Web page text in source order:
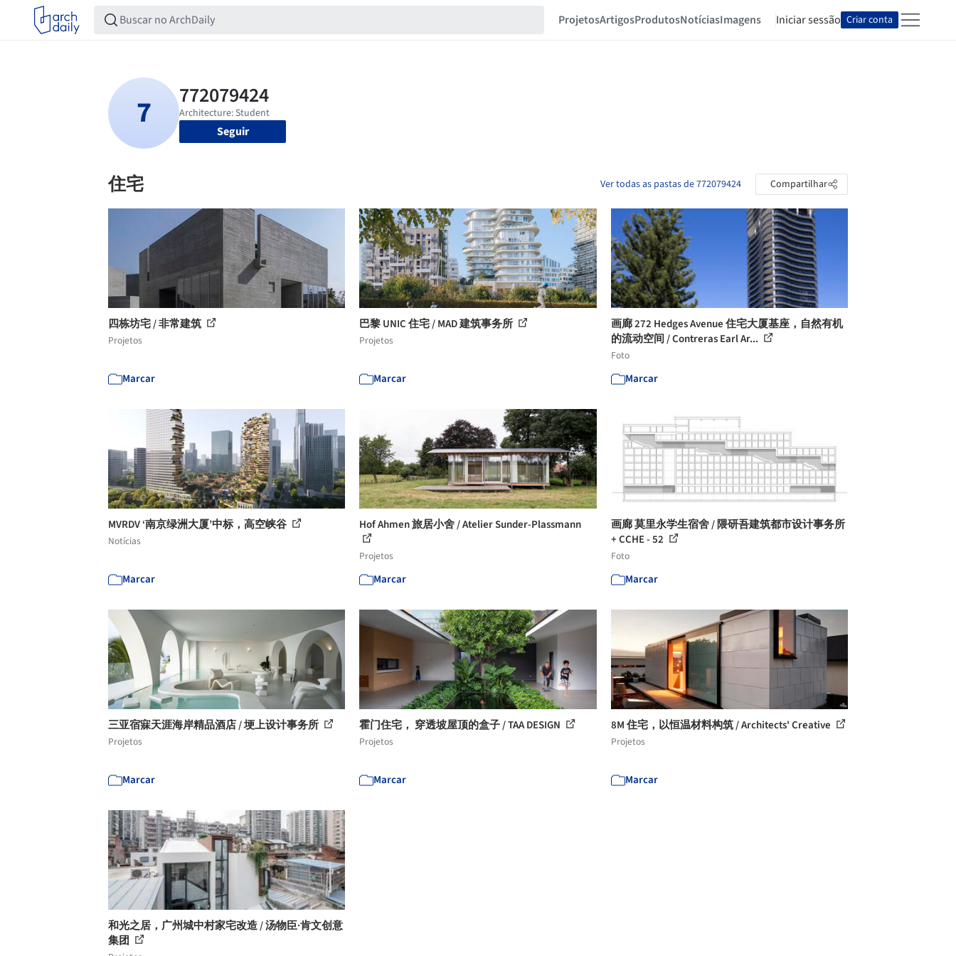
ProjetosArtigosProdutosNotíciasImagens Iniciar sessão Criar conta
Seguir
住宅 Ver todas as pastas de 772079424 Compartilhar
四栋坊宅 / 非常建筑
Projetos
Marcar
巴黎 UNIC 住宅 / MAD 建筑事务所
Projetos
Marcar
画廊 272 Hedges Avenue 住宅大厦基座，自然有机
的流动空间 / Contreras Earl Ar...
Foto
Marcar
MVRDV ‘南京绿洲大厦’中标，高空峡谷
Notícias
Marcar
Hof Ahmen 旅居小舍 / Atelier Sunder-Plassmann
Projetos
Marcar
画廊 莫里永学生宿舍 / 隈研吾建筑都市设计事务所
+ CCHE - 52
Foto
Marcar
三亚宿寐天涯海岸精品酒店 / 埂上设计事务所
Projetos
Marcar
霍门住宅， 穿透坡屋顶的盒子 / TAA DESIGN
Projetos
Marcar
8M 住宅，以恒温材料构筑 / Architects' Creative
Projetos
Marcar
和光之居，广州城中村家宅改造 / 汤物臣·肯文创意
集团